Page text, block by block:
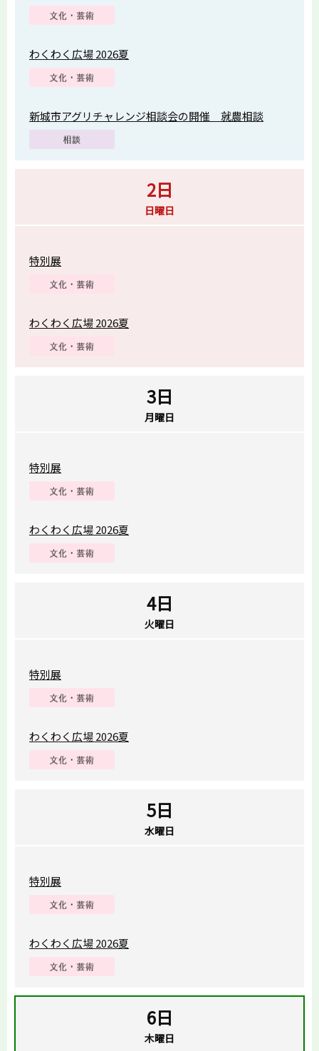
わくわく広場 2026夏
新城市アグリチャレンジ相談会の開催 就農相談
2日
日曜日
特別展
わくわく広場 2026夏
3日
月曜日
特別展
わくわく広場 2026夏
4日
火曜日
特別展
わくわく広場 2026夏
5日
水曜日
特別展
わくわく広場 2026夏
6日
木曜日